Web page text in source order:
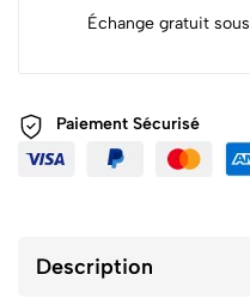
Échange gratuit sous
Paiement Sécurisé
Description